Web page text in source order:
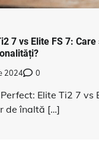
7 vs Elite FS 7:
2024 0
Elite Ti2 7 vs
de înaltă […]